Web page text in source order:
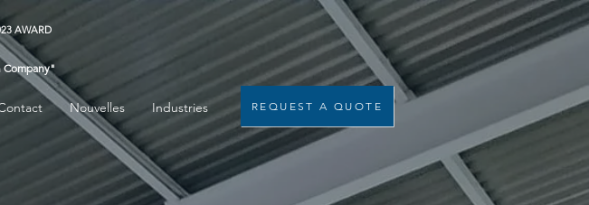
AWARD
Company"
Nouvelles Industries REQUEST A QUOTE